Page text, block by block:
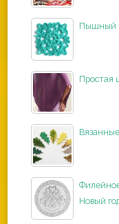
Пышный
Простая
Новый